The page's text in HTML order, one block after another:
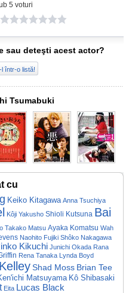
5 voturi
sau deteşti acest actor?
l într-o listă!
Tsumabuki
cu
Keiko Kitagawa Anna Tsuchiya
Kôji Yakusho Shioli Kutsuna Bai
Takako Matsu Ayaka Komatsu Wah
Naohito Fujiki Shôko Nakagawa
Kikuchi Junichi Okada Rana
Rena Tanaka Lynda Boyd
Shad Moss Brian Tee
Matsuyama Kô Shibasaki
Eita Lucas Black